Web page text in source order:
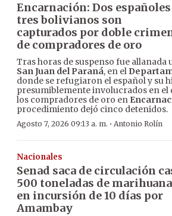
Encarnación: Dos
tres bolivianos son
capturados por doble
de compradores de oro
Tras horas de suspenso fue allanada
San Juan del Paraná, en el
donde se refugiaron el español y su
presumiblemente involucrados en el
los compradores de oro en
procedimiento dejó cinco detenidos.
Agosto 7, 2026 09:13 a. m. · Antonio Rolín
Nacionales
Senad saca de circulación
500 toneladas de marihuana
en incursión de 10 días por
Amambay